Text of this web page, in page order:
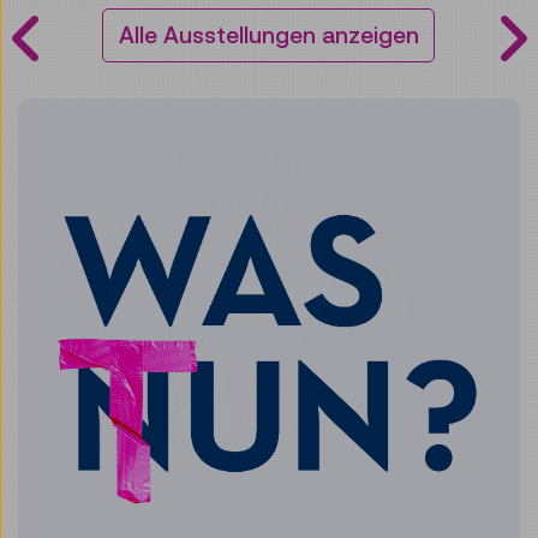
Alle Ausstellungen anzeigen